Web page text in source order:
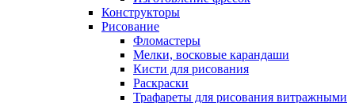
Конструкторы
Рисование
Фломастеры
Мелки, восковые карандаши
Кисти для рисования
Раскраски
Трафареты для рисования витражными